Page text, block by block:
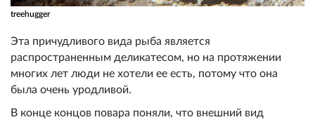
treehugger
Эта причудливого вида рыба является
распространенным деликатесом, но на протяжении
многих лет люди не хотели ее есть, потому что она
была очень уродливой.
В конце концов повара поняли, что внешний вид